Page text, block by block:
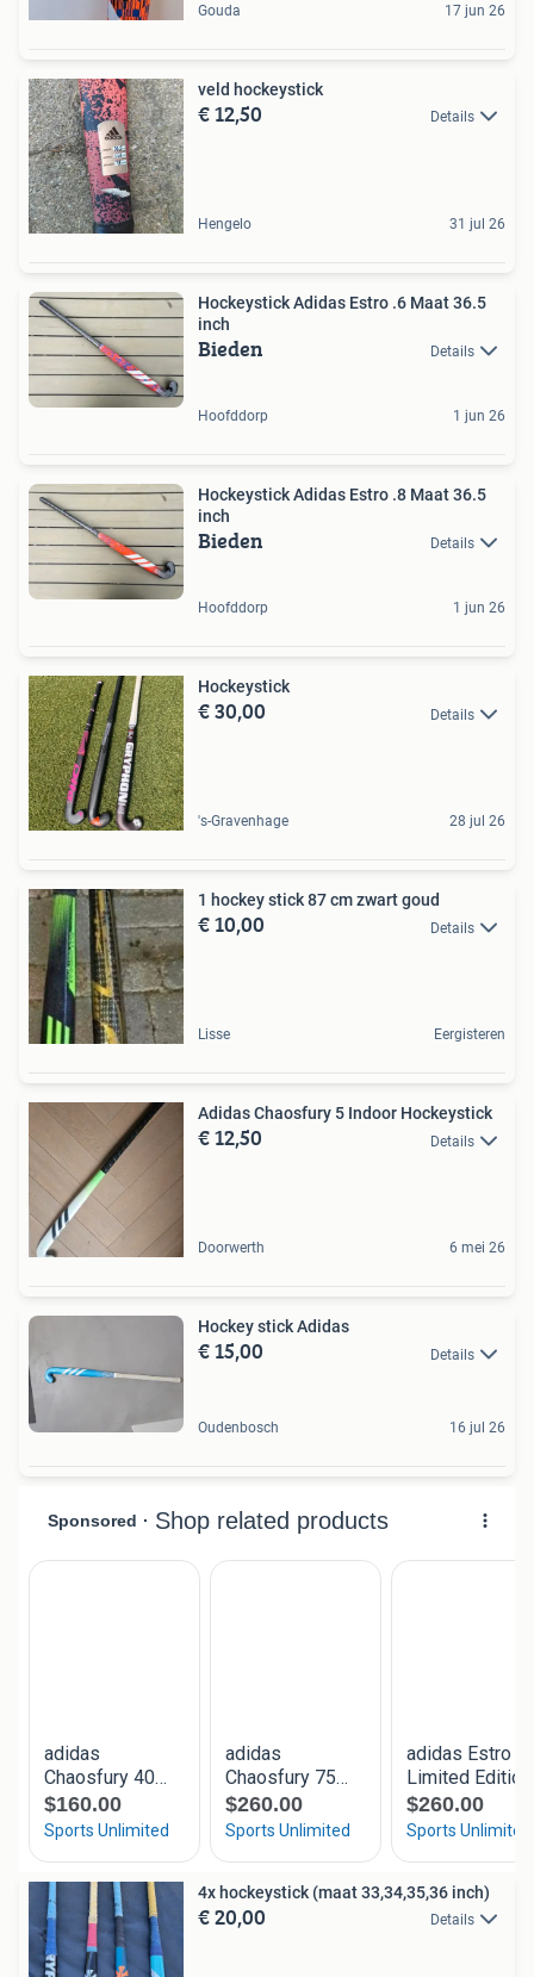
Gouda 17 jun 26
veld hockeystick
€ 12,50 Details
Hengelo 31 jul 26
Hockeystick Adidas Estro .6 Maat 36.5
inch
Bieden Details
Hoofddorp 1 jun 26
Hockeystick Adidas Estro .8 Maat 36.5
inch
Bieden Details
Hoofddorp 1 jun 26
Hockeystick
€ 30,00 Details
's-Gravenhage 28 jul 26
1 hockey stick 87 cm zwart goud
€ 10,00 Details
Lisse Eergisteren
Adidas Chaosfury 5 Indoor Hockeystick
€ 12,50 Details
Doorwerth 6 mei 26
Hockey stick Adidas
€ 15,00 Details
Oudenbosch 16 jul 26
4x hockeystick (maat 33,34,35,36 inch)
€ 20,00 Details